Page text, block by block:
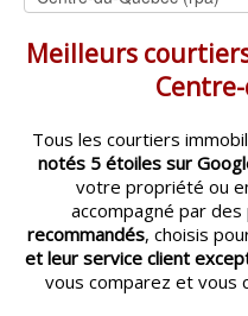
QUÉBEC
LAVAL
CATÉGORIES▼
ACHETEUR / VENDEUR▼
ENTREPRENEURS▼
Meilleurs
Tous les courtiers
notés 5 étoiles sur
votre propriété ou
accompagné par
recommandés, choisis
et leur service client
vous comparez et vous